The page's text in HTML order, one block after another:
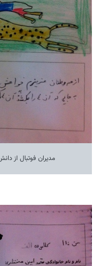
مدیران فوتبال از